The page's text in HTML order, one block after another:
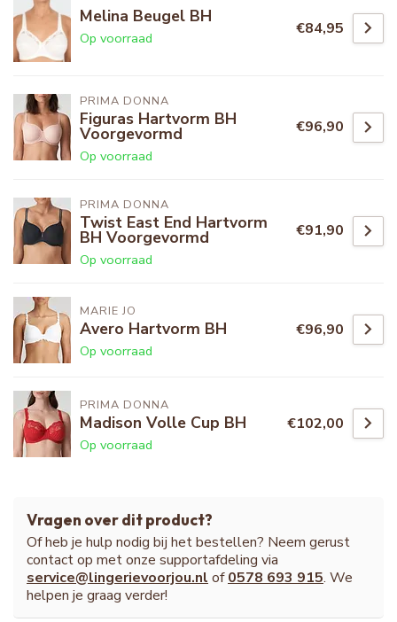
Melina Beugel BH
Op voorraad
€84,95
PRIMA DONNA
Figuras Hartvorm BH
Voorgevormd
Op voorraad
€96,90
PRIMA DONNA
Twist East End Hartvorm
BH Voorgevormd
Op voorraad
€91,90
MARIE JO
Avero Hartvorm BH
Op voorraad
€96,90
PRIMA DONNA
Madison Volle Cup BH
Op voorraad
€102,00
Vragen over dit product?
Of heb je hulp nodig bij het bestellen? Neem gerust
contact op met onze supportafdeling via
service@lingerievoorjou.nl of0578 693 915. We
helpen je graag verder!